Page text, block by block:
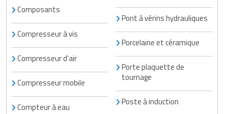
Composants
Compresseur à vis
Compresseur d'air
Compresseur mobile
Compteur à eau
Pont à vérins hydrauliques
Porcelaine et céramique
Porte plaquette de
tournage
Poste à induction